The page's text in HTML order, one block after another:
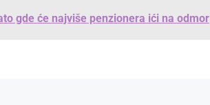
gde će najviše penzionera ići na odmor